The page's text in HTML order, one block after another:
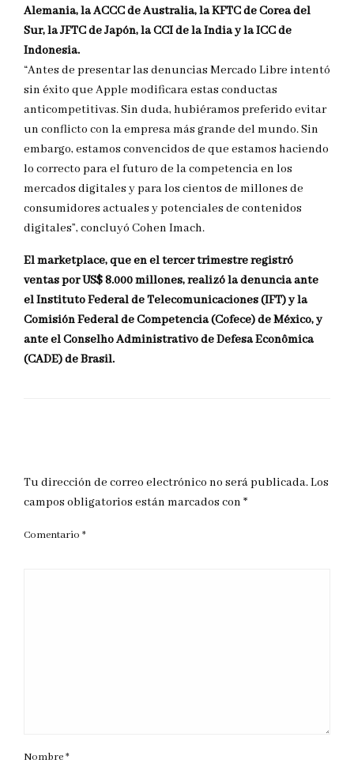
Alemania, la ACCC de Australia, la KFTC de Corea del
Sur, la JFTC de Japón, la CCI de la India y la ICC de
Indonesia.
“Antes de presentar las denuncias Mercado Libre intentó
sin éxito que Apple modificara estas conductas
anticompetitivas. Sin duda, hubiéramos preferido evitar
un conflicto con la empresa más grande del mundo. Sin
embargo, estamos convencidos de que estamos haciendo
lo correcto para el futuro de la competencia en los
mercados digitales y para los cientos de millones de
consumidores actuales y potenciales de contenidos
digitales”, concluyó Cohen Imach.
El marketplace, que en el tercer trimestre registró
ventas por US$ 8.000 millones, realizó la denuncia ante
el Instituto Federal de Telecomunicaciones (IFT) y la
Comisión Federal de Competencia (Cofece) de México, y
ante el Conselho Administrativo de Defesa Econômica
(CADE) de Brasil.
Tu dirección de correo electrónico no será publicada.Los
campos obligatorios están marcados con *
Comentario *
Nombre*